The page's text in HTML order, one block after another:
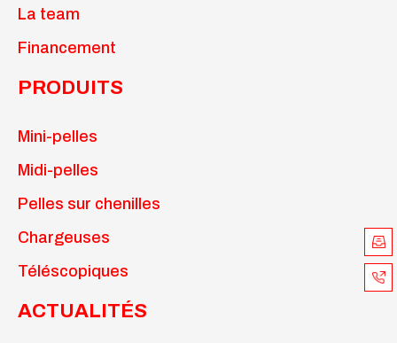
La team
Financement
PRODUITS
Mini-pelles
Midi-pelles
Pelles sur chenilles
Chargeuses
Téléscopiques
ACTUALITÉS